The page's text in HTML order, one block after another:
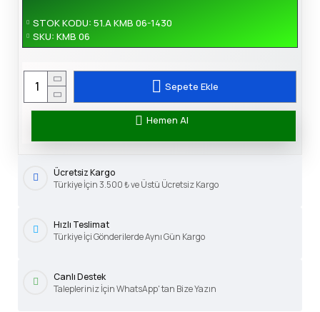
STOK KODU: 51.A KMB 06-1430
SKU: KMB 06
Sepete Ekle
Hemen Al
Ücretsiz Kargo
Türkiye İçin 3.500 ₺ ve Üstü Ücretsiz Kargo
Hızlı Teslimat
Türkiye İçi Gönderilerde Aynı Gün Kargo
Canlı Destek
Talepleriniz İçin WhatsApp' tan Bize Yazın